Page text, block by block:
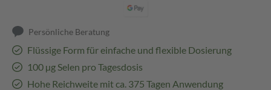
Persönliche Beratung
Flüssige Form für einfache und flexible Dosierung
100 µg Selen pro Tagesdosis
Hohe Reichweite mit ca. 375 Tagen Anwendung